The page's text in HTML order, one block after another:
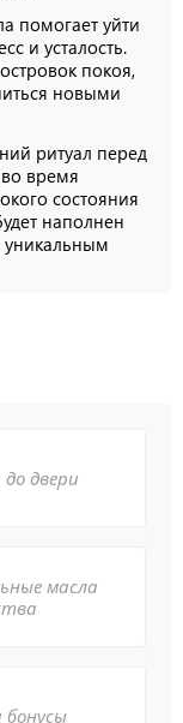
помогает уйти
и усталость.
покоя,
новыми
ритуал перед
время
состояния
наполнен
двери
масла
бонусы